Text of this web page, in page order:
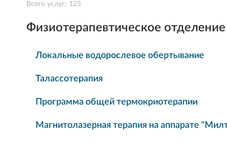
Всего услуг: 125
Физиотерапевтическое отделение
Локальные водорослевое обертывание
Талассотерапия
Программа общей термокриотерапии
Магнитолазерная терапия на аппарате